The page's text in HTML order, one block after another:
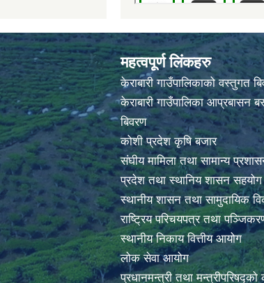
महत्वपूर्ण लिंकहरु
केराबारी गाउँपालिकाको वस्तुगत
केराबारी गाउँपालिका आप्रबासन
बिवरण
कोशी प्रदेश कृषि बजार
संघीय मामिला तथा सामान्य
प्रदेश तथा स्थानिय शासन
स्थानीय शासन तथा सामुदायिक
राष्ट्रिय परिचयपत्र तथा
स्थानीय निकाय वित्तीय आयोग
लोक सेवा आयोग
प्रधानमन्त्री तथा मन्त्रीपरिषद्को